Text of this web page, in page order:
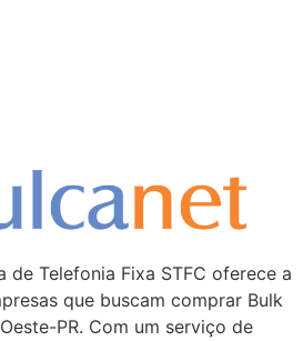
de Telefonia Fixa STFC oferece a
que buscam comprar Bulk
PR. Com um serviço de